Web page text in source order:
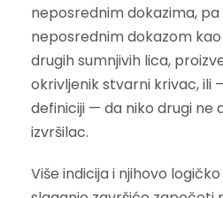
neposrednim dokazima,
neposrednim dokazom
drugih sumnjivih lica,
okrivljenik stvarni krivac, ili
definiciji — da niko drugi ne
izvršilac.
Više indicija i njihovo